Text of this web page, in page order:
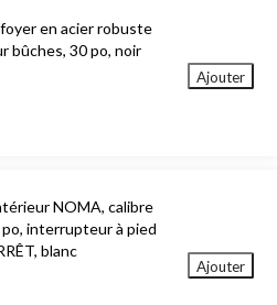
en acier robuste
bûches, 30 po, noir
Ajouter
NOMA, calibre
po, interrupteur à pied
blanc
Ajouter